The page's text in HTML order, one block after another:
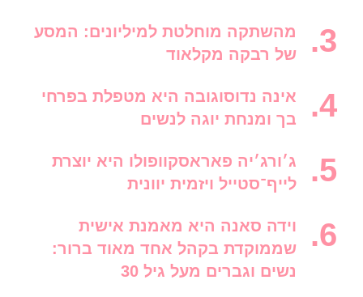
מהשתקה מוחלטת למיליונים: המסע
של רבקה מקלאוד
אינה נדוסוגובה היא מטפלת בפרחי
בך ומנחת יוגה לנשים
ג׳ורג׳יה פאראסקוופולו היא יוצרת
לייף־סטייל ויזמית יוונית
וידה סאנה היא מאמנת אישית
שממוקדת בקהל אחד מאוד ברור:
נשים וגברים מעל גיל 30